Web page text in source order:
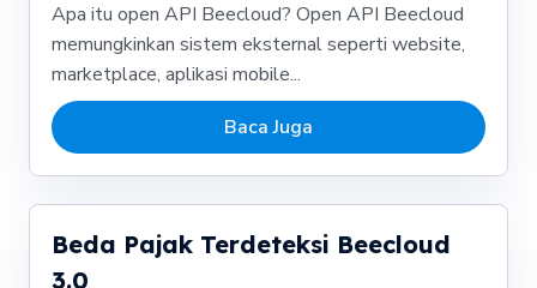
Apa itu open API Beecloud? Open API Beecloud
memungkinkan sistem eksternal seperti website,
marketplace, aplikasi mobile...
Baca Juga
Beda Pajak Terdeteksi Beecloud
3.0